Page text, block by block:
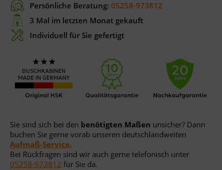
Persönliche Beratung: 05258-973812
3 Mal im letzten Monat gekauft
Individuell für Sie gefertigt
Sie sind sich bei den benötigten Maßen unsicher? Dann
buchen Sie gerne vorab unseren deutschlandweiten
Aufmaß-Service.
Bei Rückfragen sind wir auch gerne telefonisch unter
05258-973812 für Sie da.